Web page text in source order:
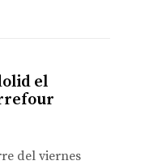
el
del viernes